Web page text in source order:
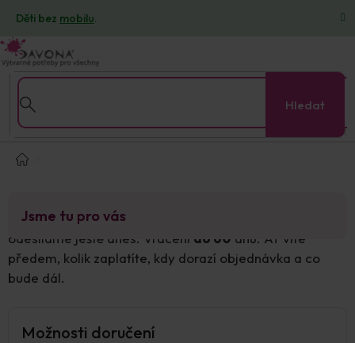
obsah
Děti bez mobilu.
Hledat
Doručeníod 49 Kč. Objednávky
odesíláme ještě dnes. Vrácení do 60 dnů. Ať víte
předem, kolik zaplatíte, kdy dorazí objednávka a co
bude dál.
Jsme tu pro vás
Možnosti doručení